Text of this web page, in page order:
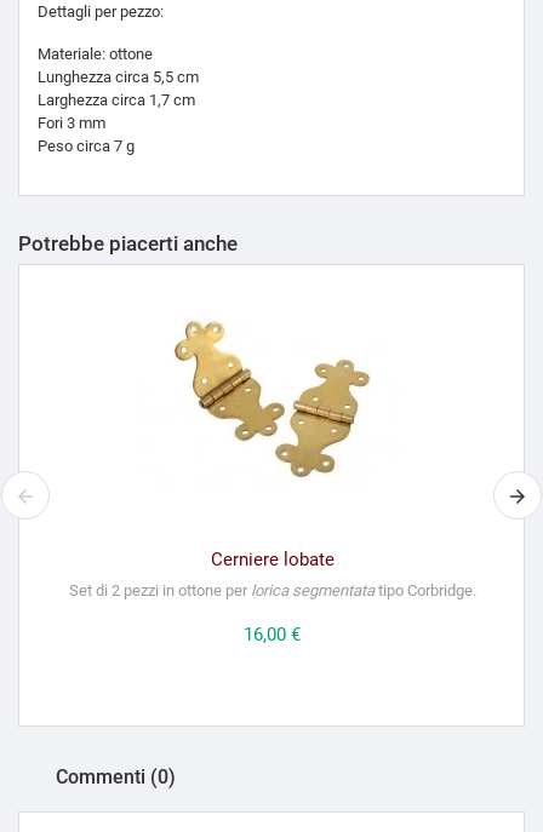
Dettagli per pezzo:
Materiale: ottone
Lunghezza circa 5,5 cm
Larghezza circa 1,7 cm
Fori 3 mm
Peso circa 7 g
Potrebbe piacerti anche
Cerniere lobate
Set di 2 pezzi in ottone perlorica segmentatatipo Corbridge.
Prezzo
16,00 €
Commenti (0)